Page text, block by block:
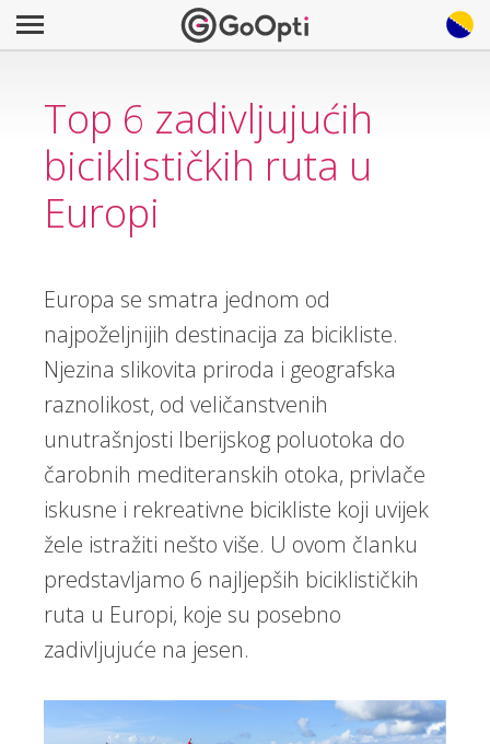
Top 6 zadivljujućih
biciklističkih ruta u
Europi
Europa se smatra jednom od
najpoželjnijih destinacija za bicikliste.
Njezina slikovita priroda i geografska
raznolikost, od veličanstvenih
unutrašnjosti Iberijskog poluotoka do
čarobnih mediteranskih otoka, privlače
iskusne i rekreativne bicikliste koji uvijek
žele istražiti nešto više. U ovom članku
predstavljamo 6 najljepših biciklističkih
ruta u Europi, koje su posebno
zadivljujuće na jesen.